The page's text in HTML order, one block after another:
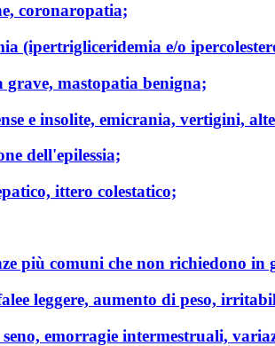
coronaropatia;
(ipertrigliceridemia e/o
grave, mastopatia benigna;
e insolite, emicrania, vertigini,
dell'epilessia;
ittero colestatico;
più comuni che non richiedono in
leggere, aumento di peso,
seno, emorragie intermestruali,